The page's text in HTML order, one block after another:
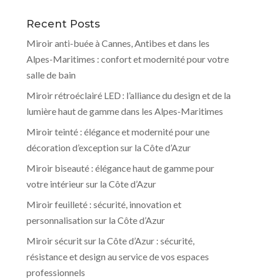
Recent Posts
Miroir anti-buée à Cannes, Antibes et dans les
Alpes-Maritimes : confort et modernité pour votre
salle de bain
Miroir rétroéclairé LED : l’alliance du design et de la
lumière haut de gamme dans les Alpes-Maritimes
Miroir teinté : élégance et modernité pour une
décoration d’exception sur la Côte d’Azur
Miroir biseauté : élégance haut de gamme pour
votre intérieur sur la Côte d’Azur
Miroir feuilleté : sécurité, innovation et
personnalisation sur la Côte d’Azur
Miroir sécurit sur la Côte d’Azur : sécurité,
résistance et design au service de vos espaces
professionnels